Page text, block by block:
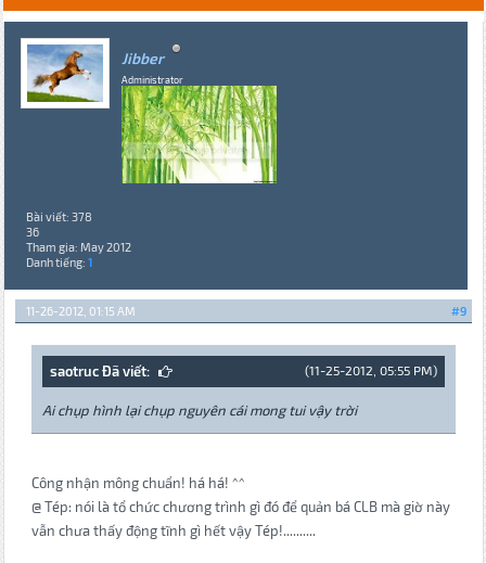
Jibber
Administrator
Bài viết: 378
36
Tham gia: May 2012
Danh tiếng: 1
#9
11-26-2012, 01:15 AM
(11-25-2012, 05:55 PM)
saotruc Đã viết:
Ai chụp hình lại chụp nguyên cái mong tui vậy trời
Công nhận mông chuẩn! há há! ^^
@ Tép: nói là tổ chức chương trình gì đó để quản bá CLB mà giờ này
vẫn chưa thấy động tĩnh gì hết vậy Tép!..........